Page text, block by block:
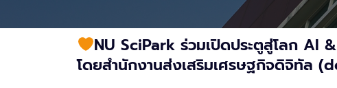
NU SciPark ร่วมเปิดประตูสู่โลก AI
โดยสำนักงานส่งเสริมเศรษฐกิจดิจิทัล